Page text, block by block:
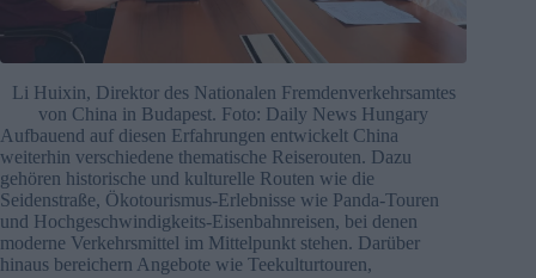
Li Huixin, Direktor des Nationalen Fremdenverkehrsamtes
von China in Budapest. Foto: Daily News Hungary
Aufbauend auf diesen Erfahrungen entwickelt China
weiterhin verschiedene thematische Reiserouten. Dazu
gehören historische und kulturelle Routen wie die
Seidenstraße, Ökotourismus-Erlebnisse wie Panda-Touren
und Hochgeschwindigkeits-Eisenbahnreisen, bei denen
moderne Verkehrsmittel im Mittelpunkt stehen. Darüber
hinaus bereichern Angebote wie Teekulturtouren,